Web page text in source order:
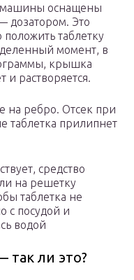
оснащены
дозатором. Это
таблетку
момент, в
крышка
и растворяется.
на ребро. Отсек при
таблетка прилипнет
средство
на решетку
таблетка не
с посудой и
водой
так ли это?